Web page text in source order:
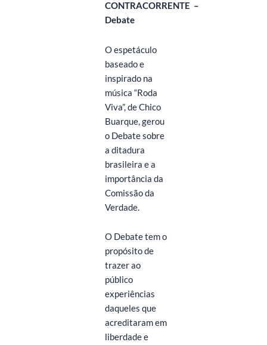
CONTRACORRENTE –
Debate
O espetáculo
baseado e
inspirado na
música “Roda
Viva”, de Chico
Buarque, gerou
o Debate sobre
a ditadura
brasileira e a
importância da
Comissão da
Verdade.
O Debate tem o
propósito de
trazer ao
público
experiências
daqueles que
acreditaram em
liberdade e